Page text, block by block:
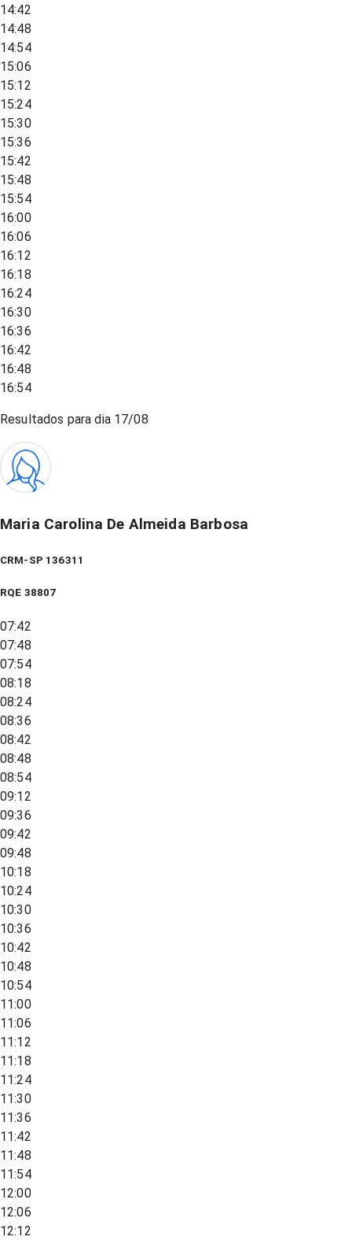
14:42
14:48
14:54
15:06
15:12
15:24
15:30
15:36
15:42
15:48
15:54
16:00
16:06
16:12
16:18
16:24
16:30
16:36
16:42
16:48
16:54
Resultados para dia 17/08
Maria Carolina De Almeida Barbosa
CRM-SP 136311
RQE 38807
07:42
07:48
07:54
08:18
08:24
08:36
08:42
08:48
08:54
09:12
09:36
09:42
09:48
10:18
10:24
10:30
10:36
10:42
10:48
10:54
11:00
11:06
11:12
11:18
11:24
11:30
11:36
11:42
11:48
11:54
12:00
12:06
12:12